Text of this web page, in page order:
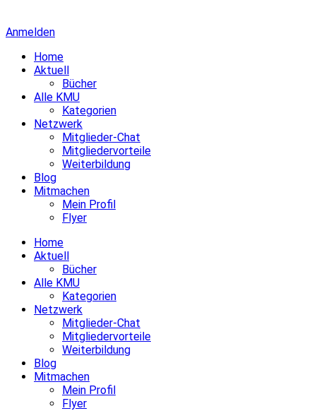
Anmelden
Home
Aktuell
Bücher
Alle KMU
Kategorien
Netzwerk
Mitglieder-Chat
Mitgliedervorteile
Weiterbildung
Blog
Mitmachen
Mein Profil
Flyer
Home
Aktuell
Bücher
Alle KMU
Kategorien
Netzwerk
Mitglieder-Chat
Mitgliedervorteile
Weiterbildung
Blog
Mitmachen
Mein Profil
Flyer